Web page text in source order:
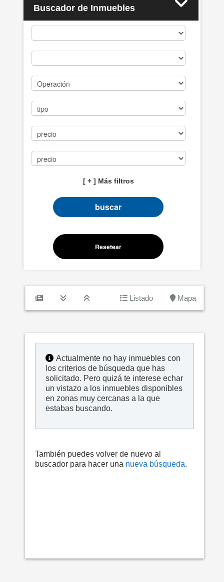
Casos de éxito
PROPIEDADES
CONTACTO
Buscador de Inmuebles
[ + ] Más filtros
buscar
Resetear
Listado Mapa
Actualmente no hay inmuebles con
los criterios de búsqueda que has
solicitado. Pero quizá te interese echar
un vistazo a los inmuebles disponibles
en zonas muy cercanas a la que
estabas buscando.
También puedes volver de nuevo al
buscador para hacer una nueva búsqueda.